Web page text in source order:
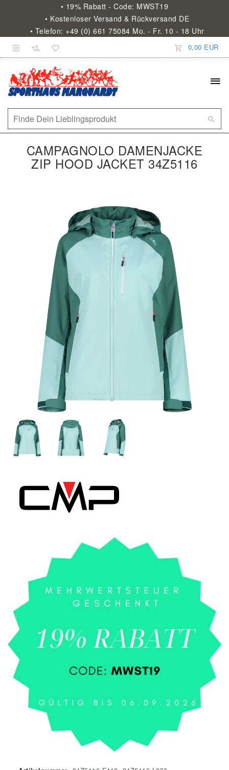
• 19% Rabatt - Code: MWST19
• Kostenloser Versand & Rückversand DE
• Telefon: +49 (0) 661 75084 Mo. - Fr. 10 - 18 Uhr
0,00 EUR
CAMPAGNOLO DAMENJACKE
ZIP HOOD JACKET 34Z5116